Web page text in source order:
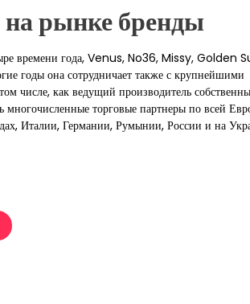
рынке бренды
времени года, Venus, No36, Missy, Golden
годы она сотрудничает также с крупнейшими
числе, как ведущий производитель
многочисленные торговые партнеры по всей
Италии, Германии, Румынии, России и на